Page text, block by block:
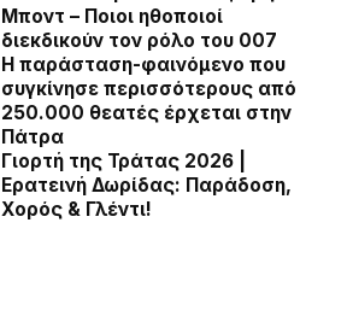
Μποντ – Ποιοι ηθοποιοί
διεκδικούν τον ρόλο του 007
Η παράσταση-φαινόμενο που
συγκίνησε περισσότερους από
250.000 θεατές έρχεται στην
Πάτρα
Γιορτή της Τράτας 2026 |
Ερατεινή Δωρίδας: Παράδοση,
Χορός & Γλέντι!